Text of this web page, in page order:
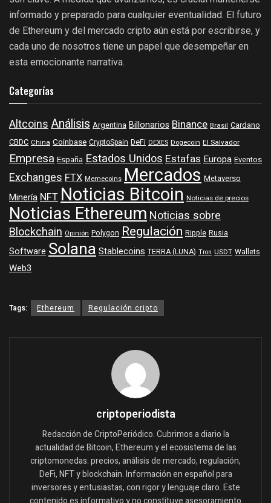
informado y preparado para cualquier eventualidad. El futuro
de Ethereum y del mercado cripto aún está por escribirse, y
cada uno de nosotros tiene un papel que desempeñar en
esta emocionante narrativa.
Categorías
AltcoinsAnálisis Argentina BillonariosBinance Brasil Cardano
CBDC China Coinbase CryptoSpain DeFi DEXES Dogecoin El Salvador
Empresa España Estados UnidosEstafasEuropa Eventos
ExchangesFTX Memecoins Mercados Metaverso
MineríaNFTNoticias Bitcoin Noticias de precios
Noticias EthereumNoticias sobre
Blockchain Opinión Polygon Regulación Ripple Rusia
SoftwareSolanaStablecoins TERRA (LUNA) Tron USDT Wallets
Web3
Tags: Ethereum Regulación cripto
criptoperiodista
Redacción de CriptoPeriódico. Cubrimos a diario la
actualidad de Bitcoin, Ethereum y el ecosistema de las
criptomonedas: precios, análisis de mercado, regulación,
DeFi, NFT y blockchain. Información en español para
inversores y entusiastas, con rigor y lenguaje claro. Este